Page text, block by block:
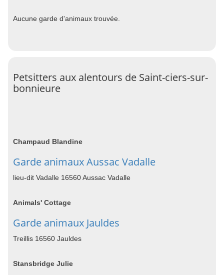
Aucune garde d'animaux trouvée.
Petsitters aux alentours de Saint-ciers-sur-
bonnieure
Champaud Blandine
Garde animaux Aussac Vadalle
lieu-dit Vadalle 16560 Aussac Vadalle
Animals' Cottage
Garde animaux Jauldes
Treillis 16560 Jauldes
Stansbridge Julie